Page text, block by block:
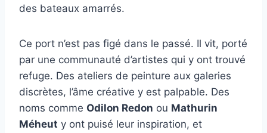
des bateaux amarrés.
Ce port n’est pas figé dans le passé. Il vit, porté
par une communauté d’artistes qui y ont trouvé
refuge. Des ateliers de peinture aux galeries
discrètes, l’âme créative y est palpable. Des
noms comme Odilon Redon ou Mathurin
Méheut y ont puisé leur inspiration, et